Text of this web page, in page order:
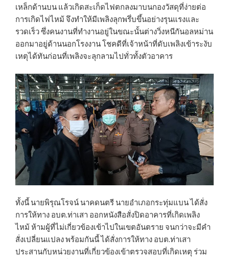
เหล็กด้านบน แล้วเกิดสะเก็ดไฟตกลงมาบนกองวัสดุที่ง่ายต่อ
การเกิดไฟไหม้ จึงทำให้มีเพลิงลุกพรึ่บขึ้นอย่างรุนแรงและ
รวดเร็ว ซึ่งคนงานที่ทำงานอยู่ในขณะนั้นต่างวิ่งหนีกันอลหม่าน
ออกมาอยู่ด้านนอกโรงงาน โชคดีที่เจ้าหน้าที่ดับเพลิงเข้าระงับ
เหตุได้ทันก่อนที่เพลิงจะลุกลามไปทั่วทั้งตัวอาคาร
ทั้งนี้ นายพิรุณโรจน์ นาคดนตรี นายอำเภอกระทุ่มแบน ได้สั่ง
การให้ทาง อบต.ท่าเสา ออกหนังสือสั่งปิดอาคารที่เกิดเพลิง
ไหม้ ห้ามผู้ที่ไม่เกี่ยวข้องเข้าไปในเขตอันตราย จนกว่าจะมีคำ
สั่งเปลี่ยนแปลง พร้อมกันนี้ ได้สั่งการให้ทาง อบต.ท่าเสา
ประสานกับหน่วยงานที่เกี่ยวข้องเข้าตรวจสอบที่เกิดเหตุ ร่วม